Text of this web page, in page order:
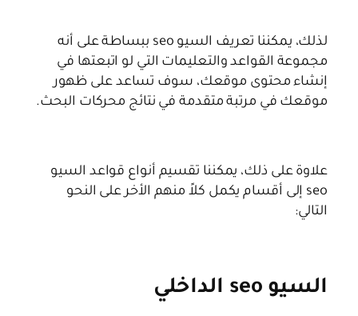
لذلك، يمكننا تعريف السيو seo ببساطة على أنه
مجموعة القواعد والتعليمات التي لو اتبعتها في
إنشاء محتوى موقعك، سوف تساعد على ظهور
موقعك في مرتبة متقدمة في نتائج محركات البحث.
علاوة على ذلك، يمكننا تقسيم أنواع قواعد السيو
seo إلى أقسام يكمل كلاً منهم الأخر على النحو
التالي:
السيو seo الداخلي